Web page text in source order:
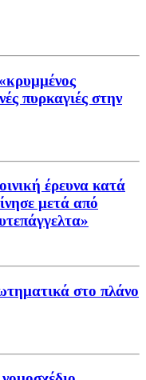
πυρκαγιές στην
έρευνα κατά
μετά από
στο πλάνο